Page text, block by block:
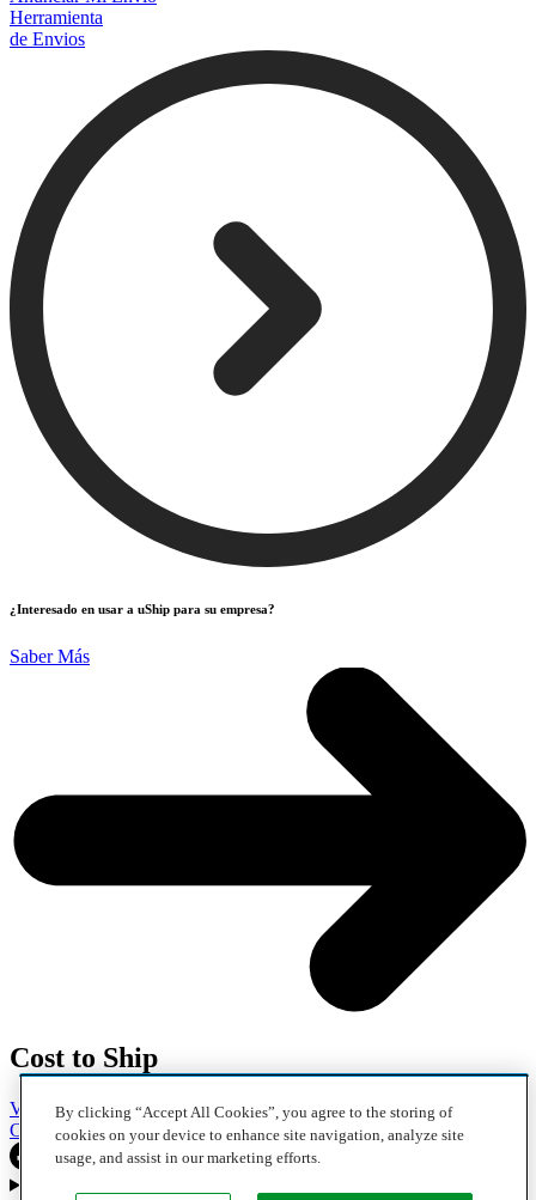
Herramienta
de Envios
¿Interesado en usar a uShip para su empresa?
Saber Más
Cost to Ship
Vehicles Motorcycles Furniture Freight Boats Heavy Equipment
Company Careers Press Blog
By clicking “Accept All Cookies”, you agree to the storing of
cookies on your device to enhance site navigation, analyze site
usage, and assist in our marketing efforts.